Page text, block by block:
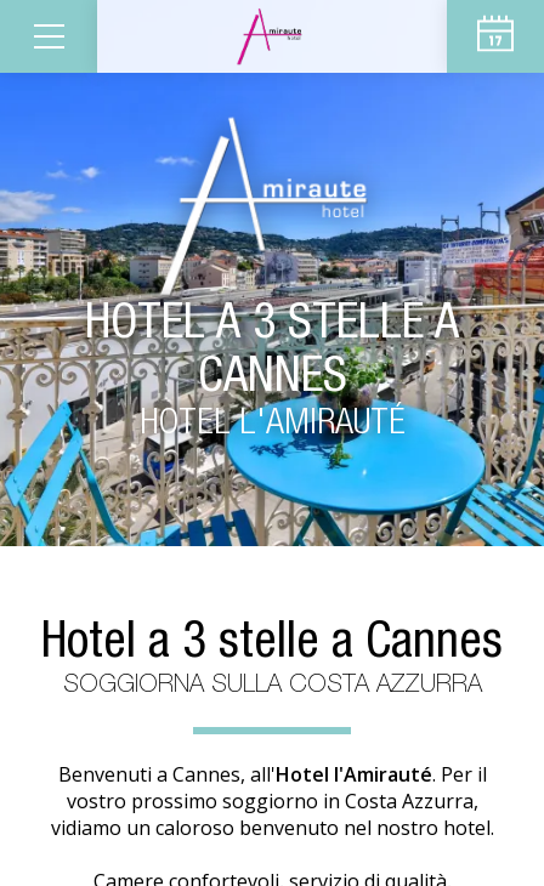
HOTEL A 3 STELLE A
CANNES
HOTEL L'AMIRAUTÉ
Hotel a 3 stelle a Cannes
SOGGIORNA SULLA COSTA AZZURRA
Benvenuti a Cannes, all'Hotel l'Amirauté. Per il
vostro prossimo soggiorno in Costa Azzurra,
vidiamo un caloroso benvenuto nel nostro hotel.